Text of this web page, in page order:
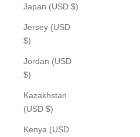
Japan (USD $)
Jersey (USD
$)
Jordan (USD
$)
Kazakhstan
(USD $)
Kenya (USD